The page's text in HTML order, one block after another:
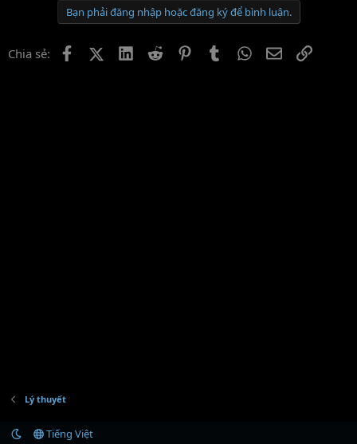
o
Bạn phải đăng nhập hoặc đăng ký để bình luận.
Chia sẻ: FacebookX (Twitter)
LinkedIn
Reddit PinterestTumblrWhatsApp
EmailLink
Lý thuyết
Tiếng Việt